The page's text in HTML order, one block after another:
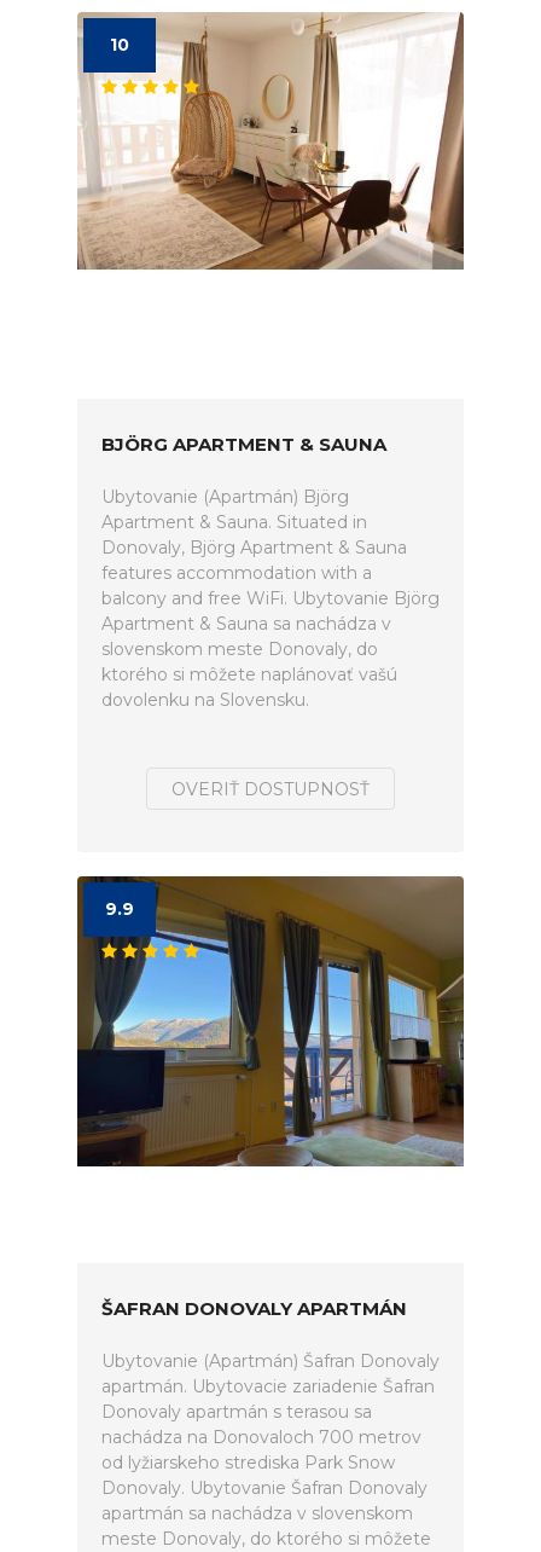
10
BJÖRG APARTMENT & SAUNA
Ubytovanie (Apartmán) Björg
Apartment & Sauna. Situated in
Donovaly, Björg Apartment & Sauna
features accommodation with a
balcony and free WiFi. Ubytovanie Björg
Apartment & Sauna sa nachádza v
slovenskom meste Donovaly, do
ktorého si môžete naplánovať vašú
dovolenku na Slovensku.
OVERIŤ DOSTUPNOSŤ
9.9
ŠAFRAN DONOVALY APARTMÁN
Ubytovanie (Apartmán) Šafran Donovaly
apartmán. Ubytovacie zariadenie Šafran
Donovaly apartmán s terasou sa
nachádza na Donovaloch 700 metrov
od lyžiarskeho strediska Park Snow
Donovaly. Ubytovanie Šafran Donovaly
apartmán sa nachádza v slovenskom
meste Donovaly, do ktorého si môžete